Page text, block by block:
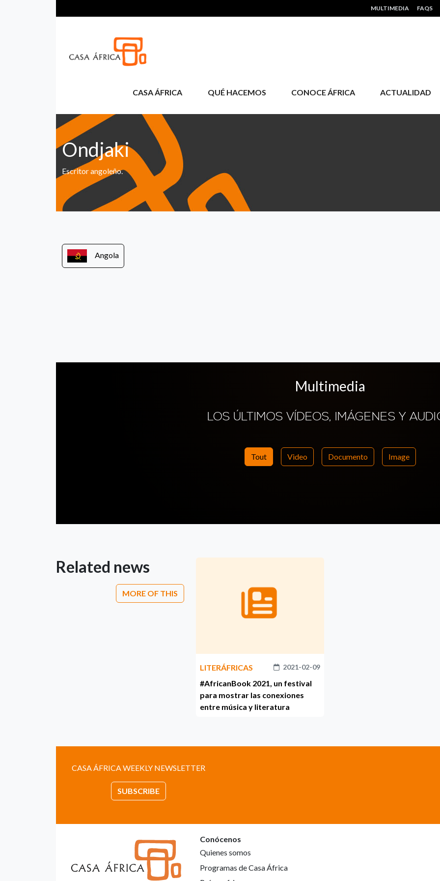
HEADER MENU
MULTIMEDIA FAQS
CASA ÁFRICA QUÉ HACEMOS CONOCE ÁFRICA ACTUALIDAD
Ondjaki
Escritor angoleño.
Angola
Multimedia
LOS ÚLTIMOS VÍDEOS, IMÁGENES Y
Tout Video Documento Image
Related news
MORE OF THIS
LITERÁFRICAS 2021-02-09
#AfricanBook 2021, un festival
para mostrar las conexiones
entre música y literatura
CASA ÁFRICA WEEKLY NEWSLETTER
SUBSCRIBE
Conócenos
Quienes somos
Programas de Casa África